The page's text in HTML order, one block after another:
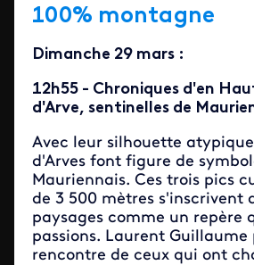
100% montagne
Dimanche 29 mars :
12h55 - Chroniques d'en
d'Arve, sentinelles de
Avec leur silhouette
d'Arves font figure de
Mauriennais. Ces trois pics
de 3 500 mètres s'inscrivent
paysages comme un repère
passions. Laurent Guillaume
rencontre de ceux qui ont